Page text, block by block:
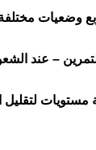
وضعيات
– عند
لتقليل